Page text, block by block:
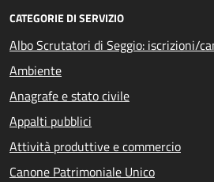
CATEGORIE DI SERVIZIO
Albo Scrutatori di Seggio: iscrizioni/
Ambiente
Anagrafe e stato civile
Appalti pubblici
Attività produttive e commercio
Canone Patrimoniale Unico